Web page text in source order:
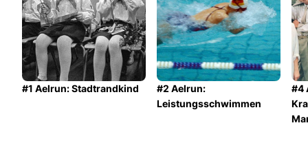
#1 Aelrun: Stadtrandkind
#2 Aelrun:
Leistungsschwimmen
#4